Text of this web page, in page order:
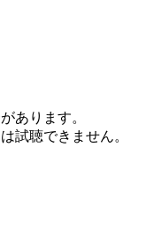
あります。
試聴できません。